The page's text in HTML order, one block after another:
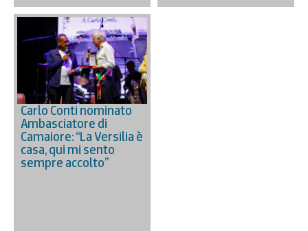
Carlo Conti nominato
Ambasciatore di
Camaiore: “La Versilia è
casa, qui mi sento
sempre accolto”